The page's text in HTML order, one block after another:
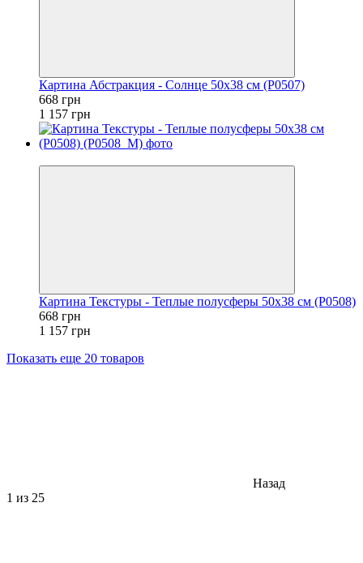
Картина Абстракция - Солнце 50x38 см (P0507)
668 грн
1 157 грн
Картина Текстуры - Теплые полусферы 50x38 см (P0508)
668 грн
1 157 грн
Показать еще 20 товаров
Назад
1 из 25